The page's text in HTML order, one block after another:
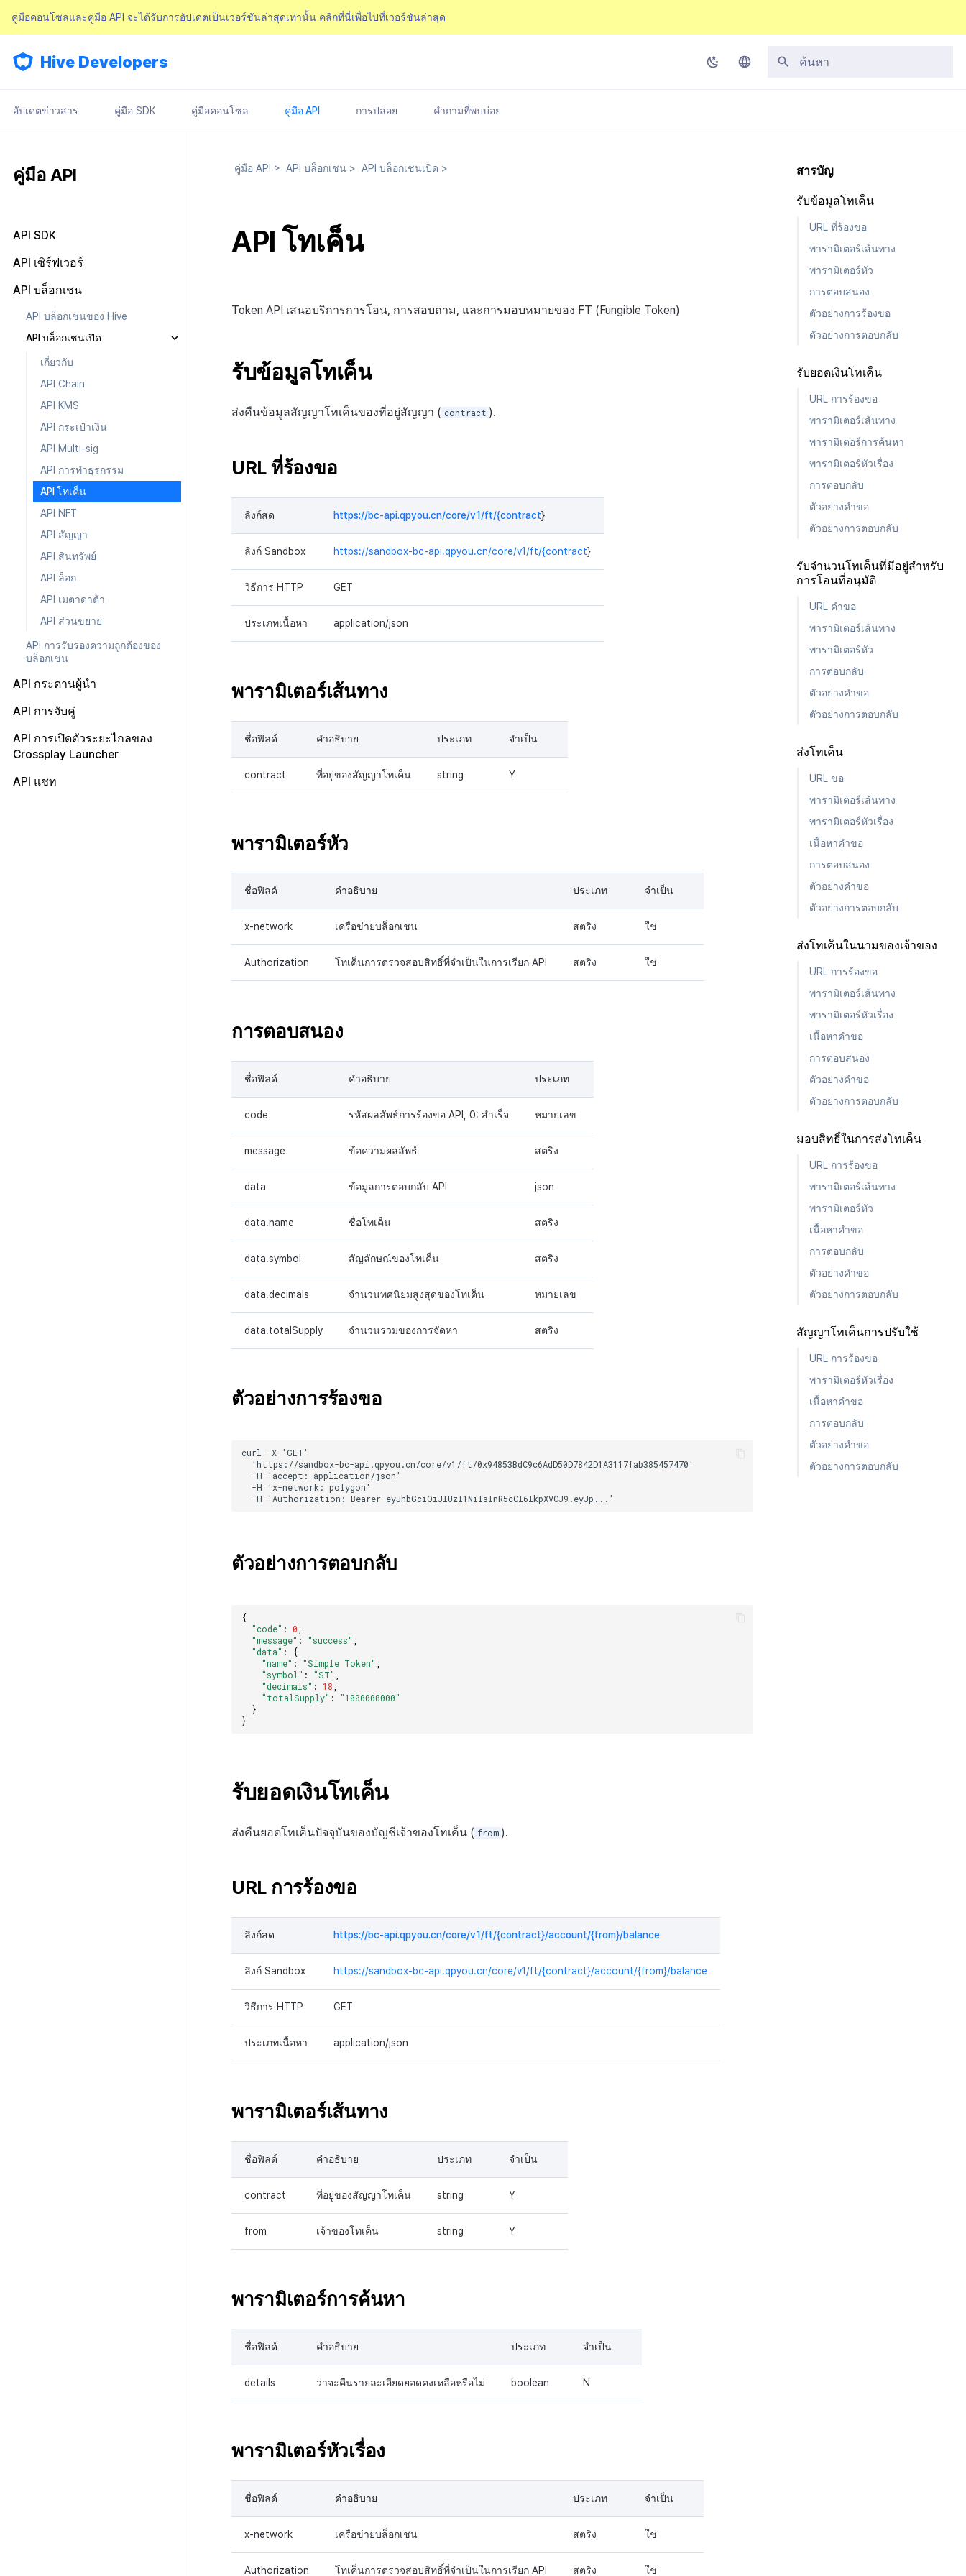
คู่มือคอนโซลและคู่มือ API จะได้รับการอัปเดตเป็นเวอร์ชันล่าสุดเท่านั้น คลิกที่นี่เพื่อไปที่เวอร์ชันล่าสุด
Hive Developers
อัปเดตข่าวสาร คู่มือ SDK คู่มือคอนโซล คู่มือ API การปล่อย คำถามที่พบบ่อย
คู่มือ API
API SDK
API ผลลัพธ์
API เซิร์ฟเวอร์
การตรวจสอบสิทธิ์
ค้นหารายการ IdP การตรวจสอบ
สิทธิ์ v4
การตรวจสอบโทเคนการตรวจ
สอบสิทธิ์ v4
กำหนดเอง
การลบบัญชีการตรวจสอบสิทธิ์
v4
การเข้าสู่ระบบเว็บ
เริ่มต้นใช้งาน
ID
การระงับการใช้งาน
การใช้งาน
การเริ่มต้นการจัดอันดับของผู้ใช้
สมัครสมาชิก
IAP v4 แจ้งเตือนการสมัครสมา
IAP v4 ตรวจสอบใบเสร็จ
IAP v4 ส่งผลการจัดส่งรายการ
แต่ละตลาด
การชำระเงิน PG
การชำระเงิน Web PG
การแลกคูปองเว็บ
การส่งแบบเดี่ยว
การลงทะเบียนเป้าหมาย
การซิงค์ API โปรไฟล์
เว็บสโตร์
การจัดส่งไอเทม API
เกี่ยวกับ
บันทึกการเข้าสู่ระบบ
สินทรัพย์
บันทึกความแปรปรวนของ
API ผู้ใช้พร้อมกัน
บันทึกการดาวน์โหลดเพิ่มเติมที่
เสร็จสมบูรณ์
บันทึกการเข้าสู่ระบบตัวละคร
บันทึกการสร้างตัวละคร
บันทึกที่กำหนดเอง
บันทึกคะแนน
บริการ AI
API แปลภาษาอัตโนมัติ
เหมาะสม
API บล็อกเชน
API บล็อกเชนของ Hive
API บล็อกเชนเปิด
เกี่ยวกับ
API Chain
API KMS
API กระเป๋าเงิน
API Multi-sig
API การทำธุรกรรม
API โทเค็น
API NFT
API สัญญา
API สินทรัพย์
API ล็อก
API เมตาดาต้า
API ส่วนขยาย
API การรับรองความถูกต้องของ
บล็อกเชน
API กระดานผู้นำ
API การจับคู่
API การเปิดตัวระยะไกลของ
Crossplay Launcher
API แชท
สารบัญ
รับข้อมูลโทเค็น
URL ที่ร้องขอ
พารามิเตอร์เส้นทาง
พารามิเตอร์หัว
การตอบสนอง
ตัวอย่างการร้องขอ
ตัวอย่างการตอบกลับ
รับยอดเงินโทเค็น
URL การร้องขอ
พารามิเตอร์เส้นทาง
พารามิเตอร์การค้นหา
พารามิเตอร์หัวเรื่อง
การตอบกลับ
ตัวอย่างคำขอ
ตัวอย่างการตอบกลับ
รับจำนวนโทเค็นที่มีอยู่สำหรับ
การโอนที่อนุมัติ
URL คำขอ
พารามิเตอร์เส้นทาง
พารามิเตอร์หัว
การตอบกลับ
ตัวอย่างคำขอ
ตัวอย่างการตอบกลับ
ส่งโทเค็น
URL ขอ
พารามิเตอร์เส้นทาง
พารามิเตอร์หัวเรื่อง
เนื้อหาคำขอ
การตอบสนอง
ตัวอย่างคำขอ
ตัวอย่างการตอบกลับ
ส่งโทเค็นในนามของเจ้าของ
URL การร้องขอ
พารามิเตอร์เส้นทาง
พารามิเตอร์หัวเรื่อง
เนื้อหาคำขอ
การตอบสนอง
ตัวอย่างคำขอ
ตัวอย่างการตอบกลับ
มอบสิทธิ์ในการส่งโทเค็น
URL การร้องขอ
พารามิเตอร์เส้นทาง
พารามิเตอร์หัว
เนื้อหาคำขอ
การตอบกลับ
ตัวอย่างคำขอ
ตัวอย่างการตอบกลับ
สัญญาโทเค็นการปรับใช้
URL การร้องขอ
พารามิเตอร์หัวเรื่อง
เนื้อหาคำขอ
การตอบกลับ
ตัวอย่างคำขอ
ตัวอย่างการตอบกลับ
คู่มือ API > API บล็อกเชน > API บล็อกเชนเปิด >
API โทเค็น
Token API เสนอบริการการโอน, การสอบถาม, และการมอบหมายของ FT (Fungible Token)
รับข้อมูลโทเค็น
ส่งคืนข้อมูลสัญญาโทเค็นของที่อยู่สัญญา ( contract ).
URL ที่ร้องขอ
ลิงก์สด https://bc-api.qpyou.cn/core/v1/ft/{contract}
ลิงก์ Sandbox https://sandbox-bc-api.qpyou.cn/core/v1/ft/{contract}
วิธีการ HTTP GET
ประเภทเนื้อหา application/json
พารามิเตอร์เส้นทาง
ชื่อฟิลด์ คำอธิบาย ประเภท จำเป็น
contract ที่อยู่ของสัญญาโทเค็น string Y
พารามิเตอร์หัว
ชื่อฟิลด์ คำอธิบาย ประเภท จำเป็น
x-network เครือข่ายบล็อกเชน สตริง ใช่
Authorization โทเค็นการตรวจสอบสิทธิ์ที่จำเป็นในการเรียก API สตริง ใช่
การตอบสนอง
ชื่อฟิลด์ คำอธิบาย ประเภท
code รหัสผลลัพธ์การร้องขอ API, 0: สำเร็จ หมายเลข
message ข้อความผลลัพธ์ สตริง
data ข้อมูลการตอบกลับ API json
data.name ชื่อโทเค็น สตริง
data.symbol สัญลักษณ์ของโทเค็น สตริง
data.decimals จำนวนทศนิยมสูงสุดของโทเค็น หมายเลข
data.totalSupply จำนวนรวมของการจัดหา สตริง
ตัวอย่างการร้องขอ
ตัวอย่างการตอบกลับ
{
"code" : 0,
"message" : "success" ,
"data" :
{
"name" : "Simple Token" ,
"symbol" : "ST" ,
"decimals" : 18,
"totalSupply" :
"1000000000"
}
}
รับยอดเงินโทเค็น
ส่งคืนยอดโทเค็นปัจจุบันของบัญชีเจ้าของโทเค็น ( from ).
URL การร้องขอ
ลิงก์สด https://bc-api.qpyou.cn/core/v1/ft/{contract}/account/{from}/balance
ลิงก์ Sandbox https://sandbox-bc-api.qpyou.cn/core/v1/ft/{contract}/account/{from}/balance
วิธีการ HTTP GET
ประเภทเนื้อหา application/json
พารามิเตอร์เส้นทาง
ชื่อฟิลด์ คำอธิบาย ประเภท จำเป็น
contract ที่อยู่ของสัญญาโทเค็น string Y
from เจ้าของโทเค็น string Y
พารามิเตอร์การค้นหา
ชื่อฟิลด์ คำอธิบาย ประเภท จำเป็น
details ว่าจะคืนรายละเอียดยอดคงเหลือหรือไม่ boolean N
พารามิเตอร์หัวเรื่อง
ชื่อฟิลด์ คำอธิบาย ประเภท จำเป็น
x-network เครือข่ายบล็อกเชน สตริง ใช่
Authorization โทเค็นการตรวจสอบสิทธิ์ที่จำเป็นในการเรียก API สตริง ใช่